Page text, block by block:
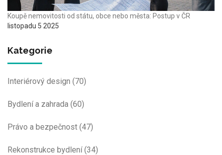
Koupě nemovitosti od státu, obce nebo města: Postup v ČR
listopadu 5 2025
Kategorie
Interiérový design (70)
Bydlení a zahrada (60)
Právo a bezpečnost (47)
Rekonstrukce bydlení(34)